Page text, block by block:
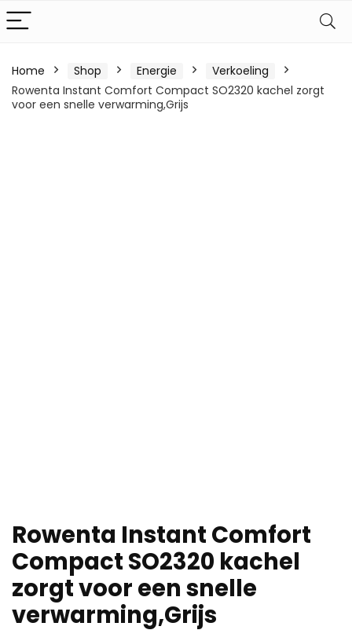
Home Shop Energie
Verkoeling
Rowenta Instant Comfort Compact SO2320 kachel zorgt
voor een snelle verwarming,Grijs
Rowenta Instant Comfort
Compact SO2320 kachel
zorgt voor een snelle
verwarming,Grijs